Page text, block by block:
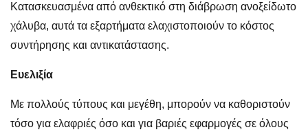
Κατασκευασμένα από ανθεκτικό στη διάβρωση ανοξείδωτο
χάλυβα, αυτά τα εξαρτήματα ελαχιστοποιούν το κόστος
συντήρησης και αντικατάστασης.
Ευελιξία
Με πολλούς τύπους και μεγέθη, μπορούν να καθοριστούν
τόσο για ελαφριές όσο και για βαριές εφαρμογές σε όλους